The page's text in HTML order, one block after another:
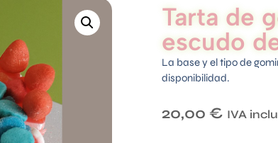
Tarta de
escudo
La base y el tipo de
disponibilidad.
20,00 € IVA